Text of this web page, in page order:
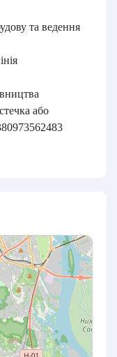
та ведення
або